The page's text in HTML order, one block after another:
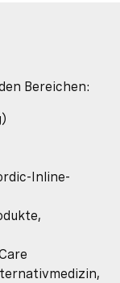
Bereichen:
Inline-